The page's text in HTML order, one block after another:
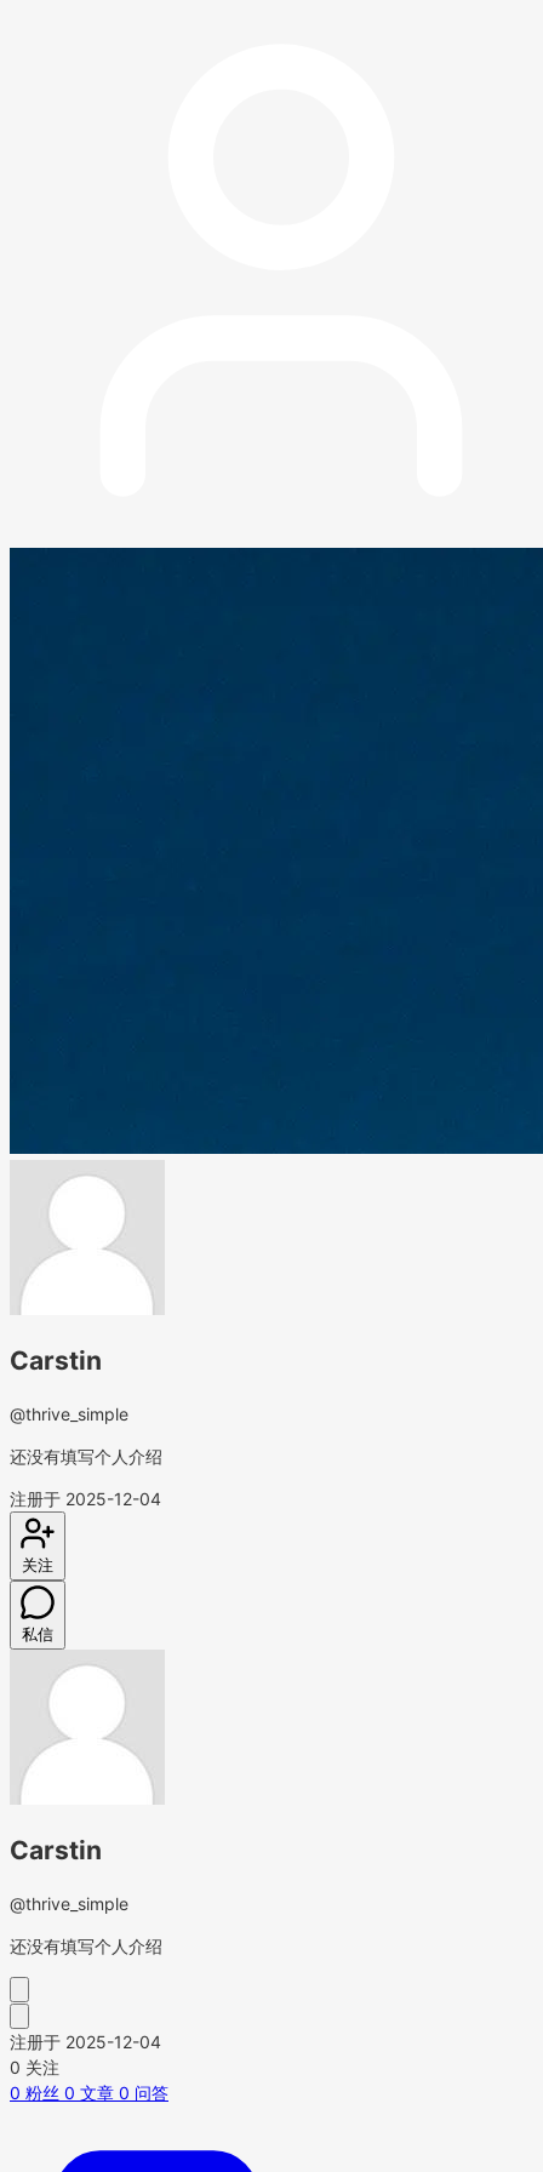
Carstin
@thrive_simple
还没有填写个人介绍
注册于 2025-12-04
关注
私信
Carstin
@thrive_simple
还没有填写个人介绍
注册于 2025-12-04
0 关注
0 粉丝 0 文章 0 问答